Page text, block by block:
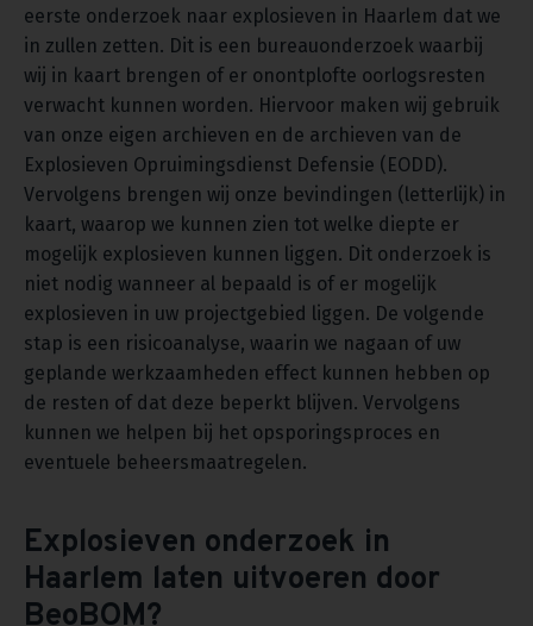
eerste onderzoek naar explosieven in Haarlem dat we
in zullen zetten. Dit is een bureauonderzoek waarbij
wij in kaart brengen of er onontplofte oorlogsresten
verwacht kunnen worden. Hiervoor maken wij gebruik
van onze eigen archieven en de archieven van de
Explosieven Opruimingsdienst Defensie (EODD).
Vervolgens brengen wij onze bevindingen (letterlijk) in
kaart, waarop we kunnen zien tot welke diepte er
mogelijk explosieven kunnen liggen. Dit onderzoek is
niet nodig wanneer al bepaald is of er mogelijk
explosieven in uw projectgebied liggen. De volgende
stap is een risicoanalyse, waarin we nagaan of uw
geplande werkzaamheden effect kunnen hebben op
de resten of dat deze beperkt blijven. Vervolgens
kunnen we helpen bij het opsporingsproces en
eventuele beheersmaatregelen.
Explosieven onderzoek in
Haarlem laten uitvoeren door
BeoBOM?